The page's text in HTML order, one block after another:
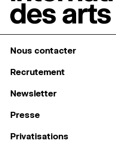
Nous contacter
Recrutement
Newsletter
Presse
Privatisations